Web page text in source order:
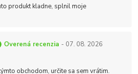
produkt kladne, splnil moje
Overená recenzia - 07. 08. 2026
obchodom, určite sa sem vrátim.